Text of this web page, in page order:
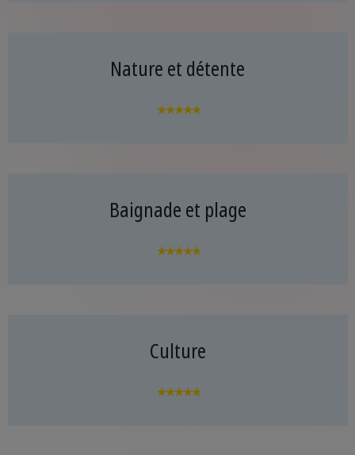
Nature et détente
★★★★★
Baignade et plage
★★★★★
Culture
★★★★★